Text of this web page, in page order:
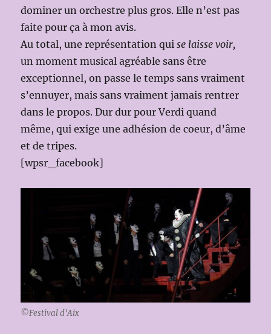
dominer un orchestre plus gros. Elle n’est pas
faite pour ça à mon avis.
Au total, une représentation quise laisse voir,
un moment musical agréable sans être
exceptionnel, on passe le temps sans vraiment
s’ennuyer, mais sans vraiment jamais rentrer
dans le propos. Dur dur pour Verdi quand
même, qui exige une adhésion de coeur, d’âme
et de tripes.
[wpsr_facebook]
©Festival d’Aix